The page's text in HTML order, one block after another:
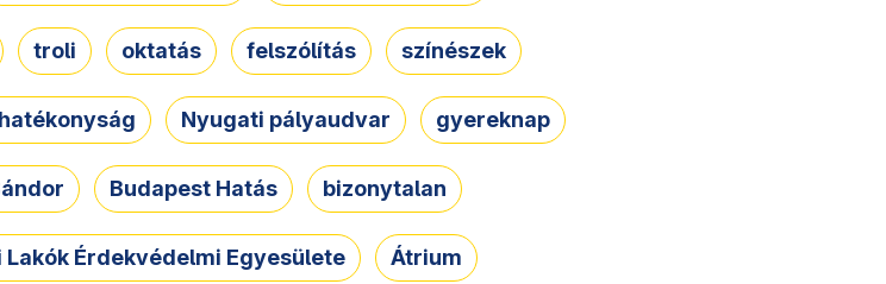
troli oktatás felszólítás színészek
Nyugati pályaudvar gyereknap
Budapest Hatás bizonytalan
Érdekvédelmi Egyesülete Átrium